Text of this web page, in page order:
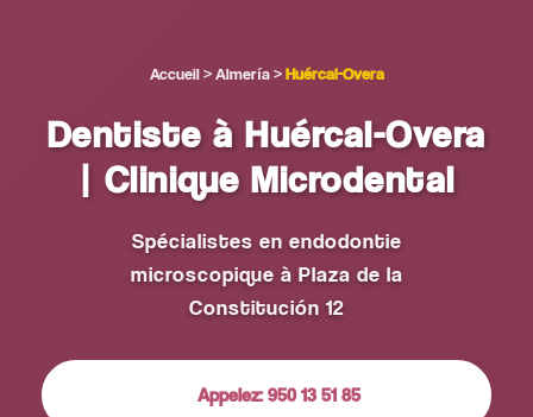
Accueil>Almería>Huércal-Overa
Dentiste à Huércal-Overa
| Clinique Microdental
Spécialistes en endodontie
microscopique à Plaza de la
Constitución 12
Appelez: 950 13 51 85